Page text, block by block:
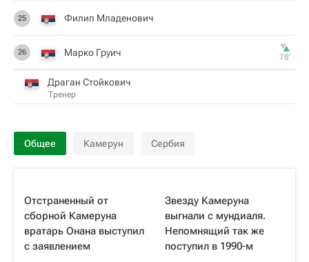
25 Филип Младенович
26 Марко Груич 78‎’‎
Драган Стойкович
Тренер
Общее Камерун Сербия
Отстраненный от
сборной Камеруна
вратарь Онана выступил
с заявлением
Звезду Камеруна
выгнали с мундиаля.
Непомнящий так же
поступил в 1990-м